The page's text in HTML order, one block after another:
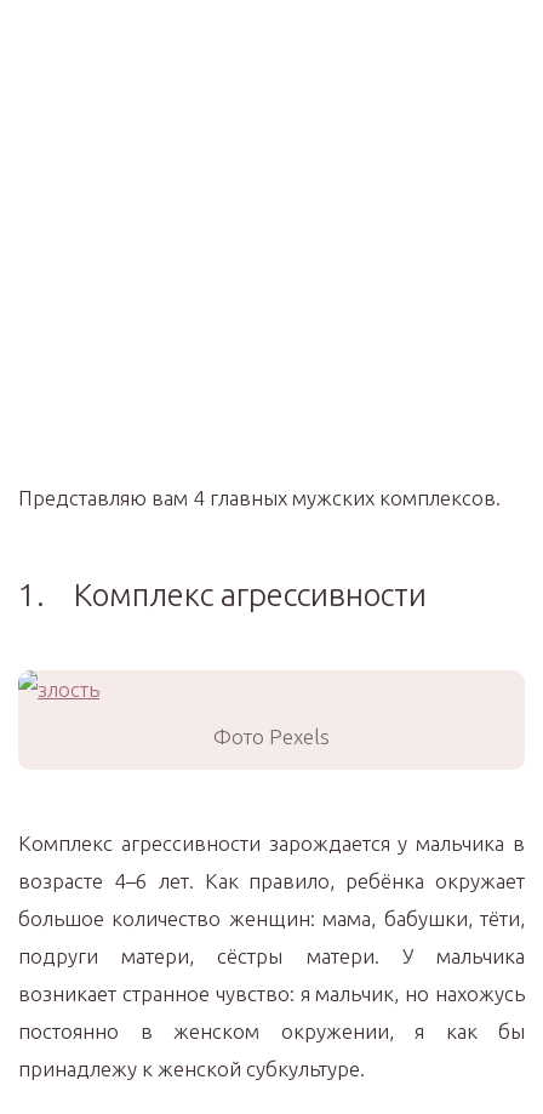
Представляю вам 4 главных мужских комплексов.
1. Комплекс агрессивности
Фото Pexels
Комплекс агрессивности зарождается у мальчика в
возрасте 4–6 лет. Как правило, ребёнка окружает
большое количество женщин: мама, бабушки, тёти,
подруги матери, сёстры матери. У мальчика
возникает странное чувство: я мальчик, но нахожусь
постоянно в женском окружении, я как бы
принадлежу к женской субкультуре.